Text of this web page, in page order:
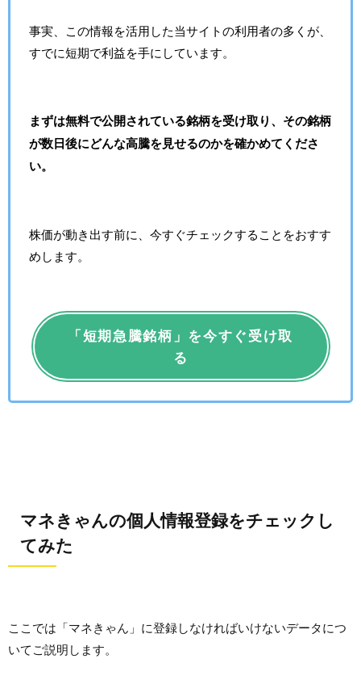
事実、この情報を活用した当サイトの利用者の多くが、
すでに短期で利益を手にしています。
まずは無料で公開されている銘柄を受け取り、その銘柄
が数日後にどんな高騰を見せるのかを確かめてくださ
い。
株価が動き出す前に、今すぐチェックすることをおすす
めします。
「短期急騰銘柄」を今すぐ受け取
る
マネきゃんの個人情報登録をチェックし
てみた
ここでは「マネきゃん」に登録しなければいけないデータにつ
いてご説明します。